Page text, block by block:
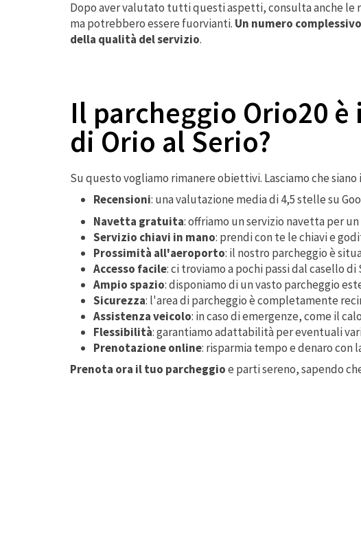
Dopo aver valutato tutti questi aspetti, consulta anche le
ma potrebbero essere fuorvianti. Un numero
della qualità del servizio.
Il parcheggio Orio20
di Orio al Serio?
Su questo vogliamo rimanere obiettivi. Lasciamo che siano
Recensioni: una valutazione media di 4,5 stelle su
Navetta gratuita: offriamo un servizio navetta per
Servizio chiavi in mano: prendi con te le chiavi e
Prossimità all'aeroporto: il nostro parcheggio è
Accesso facile: ci troviamo a pochi passi dal casello
Ampio spazio: disponiamo di un vasto parcheggio
Sicurezza: l'area di parcheggio è completamente
Assistenza veicolo: in caso di emergenze, come il
Flessibilità: garantiamo adattabilità per eventuali
Prenotazione online: risparmia tempo e denaro con
Prenota ora il tuo parcheggioe parti sereno, sapendo